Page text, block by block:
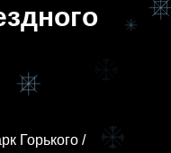
Горького /